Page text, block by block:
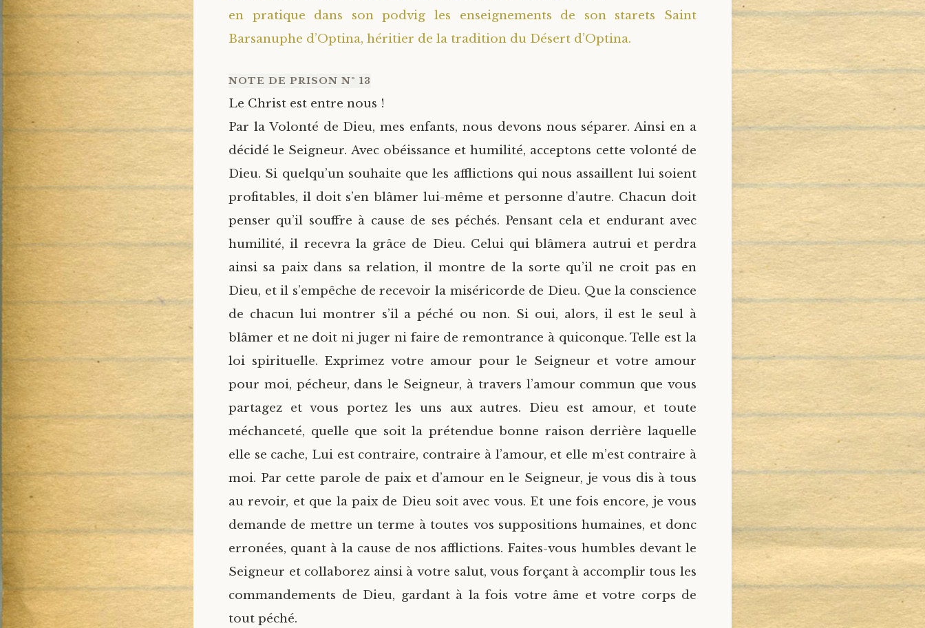
en pratique dans son podvig les enseignements de son starets Saint
Barsanuphe d’Optina, héritier de la tradition du Désert d’Optina.
NOTE DE PRISON N° 13
Le Christ est entre nous !
Par la Volonté de Dieu, mes enfants, nous devons nous séparer. Ainsi en a
décidé le Seigneur. Avec obéissance et humilité, acceptons cette volonté de
Dieu. Si quelqu’un souhaite que les afflictions qui nous assaillent lui soient
profitables, il doit s’en blâmer lui-même et personne d’autre. Chacun doit
penser qu’il souffre à cause de ses péchés. Pensant cela et endurant avec
humilité, il recevra la grâce de Dieu. Celui qui blâmera autrui et perdra
ainsi sa paix dans sa relation, il montre de la sorte qu’il ne croit pas en
Dieu, et il s’empêche de recevoir la miséricorde de Dieu. Que la conscience
de chacun lui montrer s’il a péché ou non. Si oui, alors, il est le seul à
blâmer et ne doit ni juger ni faire de remontrance à quiconque. Telle est la
loi spirituelle. Exprimez votre amour pour le Seigneur et votre amour
pour moi, pécheur, dans le Seigneur, à travers l’amour commun que vous
partagez et vous portez les uns aux autres. Dieu est amour, et toute
méchanceté, quelle que soit la prétendue bonne raison derrière laquelle
elle se cache, Lui est contraire, contraire à l’amour, et elle m’est contraire à
moi. Par cette parole de paix et d’amour en le Seigneur, je vous dis à tous
au revoir, et que la paix de Dieu soit avec vous. Et une fois encore, je vous
demande de mettre un terme à toutes vos suppositions humaines, et donc
erronées, quant à la cause de nos afflictions. Faites-vous humbles devant le
Seigneur et collaborez ainsi à votre salut, vous forçant à accomplir tous les
commandements de Dieu, gardant à la fois votre âme et votre corps de
tout péché.